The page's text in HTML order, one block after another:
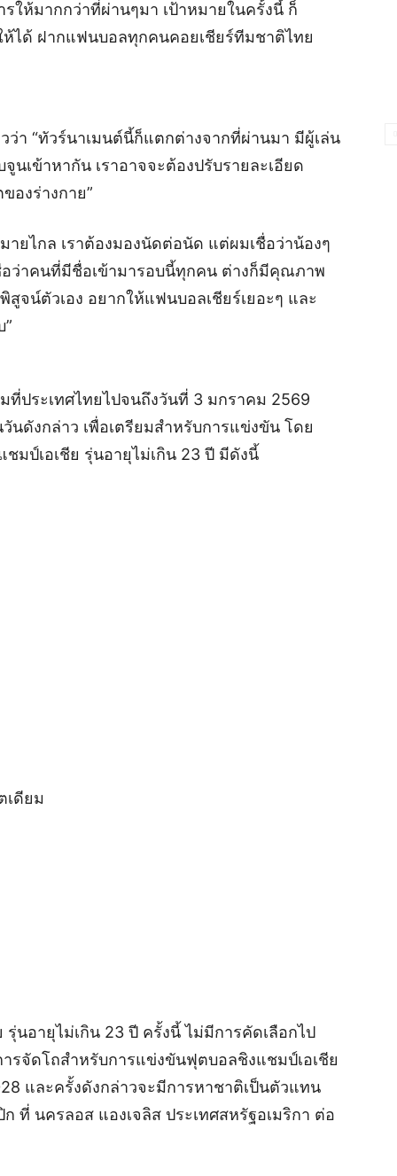
รให้มากกว่าที่ผ่านๆมา เป้าหมายในครั้งนี้ ก็
ได้ ฝากแฟนบอลทุกคนคอยเชียร์ทีมชาติไทย
า “ทัวร์นาเมนต์นี้ก็แตกต่างจากที่ผ่านมา มีผู้เล่น
นเข้าหากัน เราอาจจะต้องปรับรายละเอียด
องร่างกาย”
ายไกล เราต้องมองนัดต่อนัด แต่ผมเชื่อว่าน้องๆ
ว่าคนที่มีชื่อเข้ามารอบนี้ทุกคน ต่างก็มีคุณภาพ
จน์ตัวเอง อยากให้แฟนบอลเชียร์เยอะๆ และ
ประเทศไทยไปจนถึงวันที่ 3 มกราคม 2569
นดังกล่าว เพื่อเตรียมสำหรับการแข่งขัน โดย
มป์เอเชีย รุ่นอายุไม่เกิน 23 ปี มีดังนี้
เดียม
นอายุไม่เกิน 23 ปี ครั้งนี้ ไม่มีการคัดเลือกไป
จัดโถสำหรับการแข่งขันฟุตบอลชิงแชมป์เอเชีย
และครั้งดังกล่าวจะมีการหาชาติเป็นตัวแทน
ที่ นครลอส แองเจลิส ประเทศสหรัฐอเมริกา ต่อ